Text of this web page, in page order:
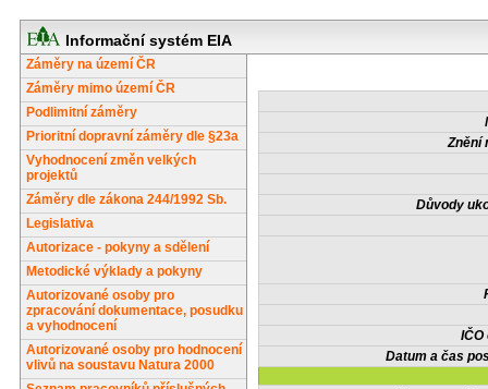
Informační systém EIA
Záměry na území ČR
Záměry mimo území ČR
Podlimitní záměry
Prioritní dopravní záměry dle §23a
Vyhodnocení změn velkých
projektů
Záměry dle zákona 244/1992 Sb.
Legislativa
Autorizace - pokyny a sdělení
Metodické výklady a pokyny
Autorizované osoby pro
zpracování dokumentace, posudku
a vyhodnocení
Autorizované osoby pro hodnocení
vlivů na soustavu Natura 2000
Znění
Důvody
IČO
Datum a čas